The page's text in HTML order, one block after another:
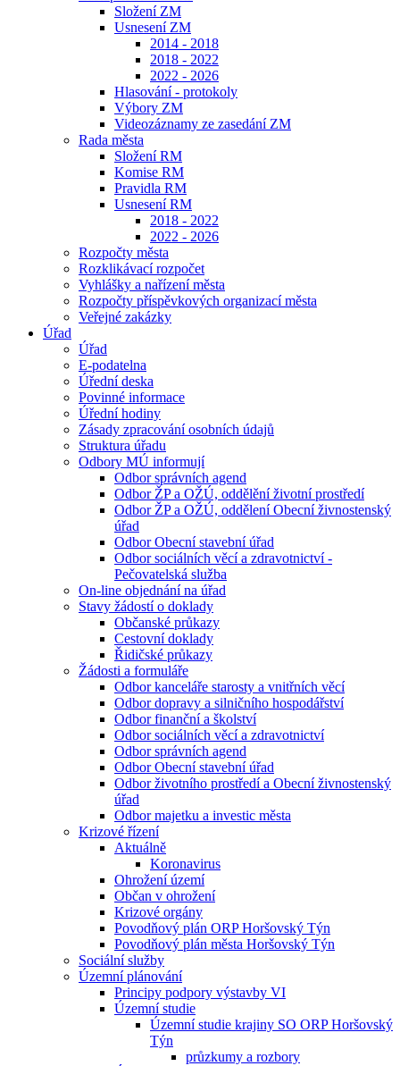
Složení ZM
Usnesení ZM
2014 - 2018
2018 - 2022
2022 - 2026
Hlasování - protokoly
Výbory ZM
Videozáznamy ze zasedání ZM
Rada města
Složení RM
Komise RM
Pravidla RM
Usnesení RM
2018 - 2022
2022 - 2026
Rozpočty města
Rozklikávací rozpočet
Vyhlášky a nařízení města
Rozpočty příspěvkových organizací města
Veřejné zakázky
Úřad
Úřad
E-podatelna
Úřední deska
Povinné informace
Úřední hodiny
Zásady zpracování osobních údajů
Struktura úřadu
Odbory MÚ informují
Odbor správních agend
Odbor ŽP a OŽÚ, oddělění životní prostředí
Odbor ŽP a OŽÚ, oddělení Obecní živnostenský
úřad
Odbor Obecní stavební úřad
Odbor sociálních věcí a zdravotnictví -
Pečovatelská služba
On-line objednání na úřad
Stavy žádostí o doklady
Občanské průkazy
Cestovní doklady
Řidičské průkazy
Žádosti a formuláře
Odbor kanceláře starosty a vnitřních věcí
Odbor dopravy a silničního hospodářství
Odbor finanční a školství
Odbor sociálních věcí a zdravotnictví
Odbor správních agend
Odbor Obecní stavební úřad
Odbor životního prostředí a Obecní živnostenský
úřad
Odbor majetku a investic města
Krizové řízení
Aktuálně
Koronavirus
Ohrožení území
Občan v ohrožení
Krizové orgány
Povodňový plán ORP Horšovský Týn
Povodňový plán města Horšovský Týn
Sociální služby
Územní plánování
Principy podpory výstavby VI
Územní studie
Územní studie krajiny SO ORP Horšovský
Týn
průzkumy a rozbory